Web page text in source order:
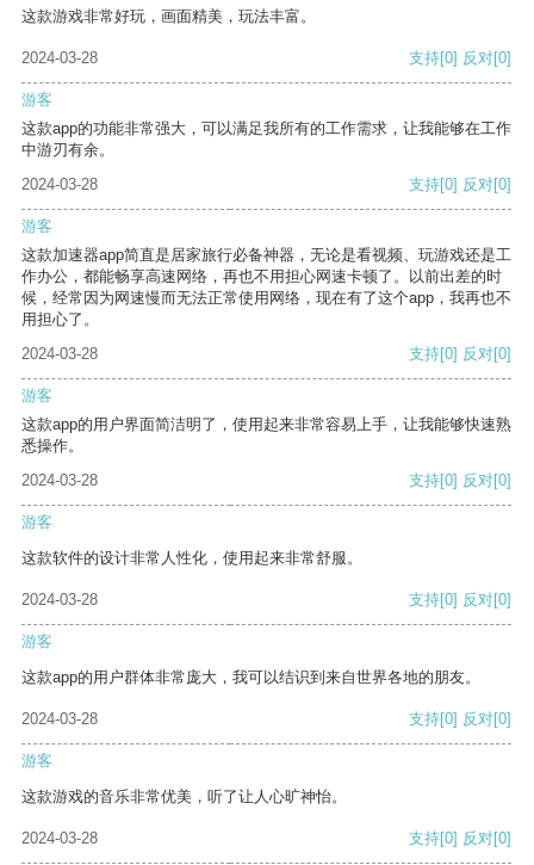
这款游戏非常好玩，画面精美，玩法丰富。
2024-03-28 支持[0] 反对[0]
游客
这款app的功能非常强大，可以满足我所有的工作需求，让我能够在工作
中游刃有余。
2024-03-28
支持[0] 反对[0]
游客
这款加速器app简直是居家旅行必备神器，无论是看视频、玩游戏还是工
作办公，都能畅享高速网络，再也不用担心网速卡顿了。以前出差的时
候，经常因为网速慢而无法正常使用网络，现在有了这个app，我再也不
用担心了。
2024-03-28
支持[0] 反对[0]
游客
这款app的用户界面简洁明了，使用起来非常容易上手，让我能够快速熟
悉操作。
2024-03-28
支持[0] 反对[0]
游客
这款软件的设计非常人性化，使用起来非常舒服。
2024-03-28 支持[0] 反对[0]
游客
这款app的用户群体非常庞大，我可以结识到来自世界各地的朋友。
2024-03-28 支持[0] 反对[0]
游客
这款游戏的音乐非常优美，听了让人心旷神怡。
2024-03-28 支持[0] 反对[0]